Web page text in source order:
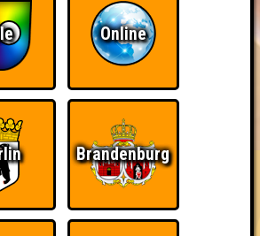
RESERVIERUNG
FAQ ÜBER UNS
Weißwasser #50
Online
Brandenburg